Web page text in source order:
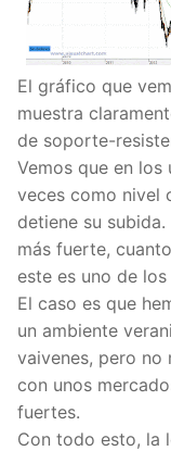
El gráfico que
muestra
de soporte-
Vemos que en
veces como nivel
detiene su
más fuerte,
este es uno de
El caso es que
un ambiente
vaivenes, pero
con unos
fuertes.
Con todo esto, la